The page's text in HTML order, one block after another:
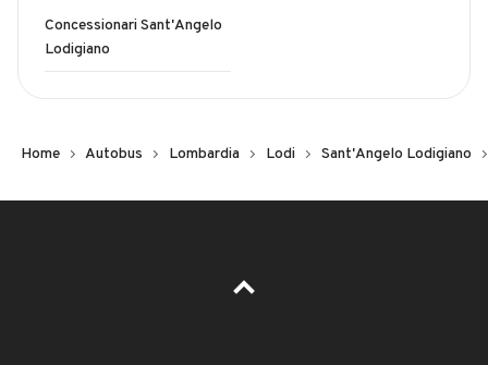
Concessionari Sant'Angelo
Lodigiano
Home Autobus Lombardia Lodi Sant'Angelo Lodigiano